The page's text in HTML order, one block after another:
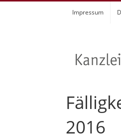
Impressum
2016